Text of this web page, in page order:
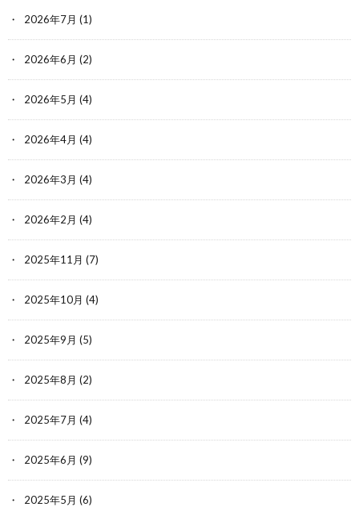
2026年7月 (1)
2026年6月 (2)
2026年5月 (4)
2026年4月 (4)
2026年3月 (4)
2026年2月 (4)
2025年11月 (7)
2025年10月 (4)
2025年9月 (5)
2025年8月 (2)
2025年7月 (4)
2025年6月 (9)
2025年5月 (6)